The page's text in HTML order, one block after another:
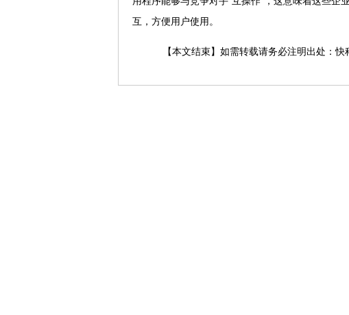
互，方便用户使用。
【本文结束】如需转载请务必注明出处：快